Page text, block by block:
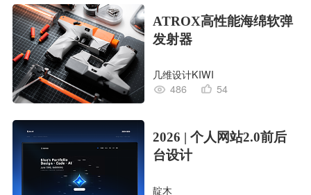
ATROX高性能海绵软弹
发射器
几维设计KIWI
486
54
2026 | 个人网站2.0前后
台设计
靛木